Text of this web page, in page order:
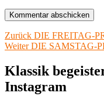
Zurück Vorheriger
Beitrag:
DIE FREITAG-
Weiter Nächster
DIE SAMSTAG-
Klassik
Instagram